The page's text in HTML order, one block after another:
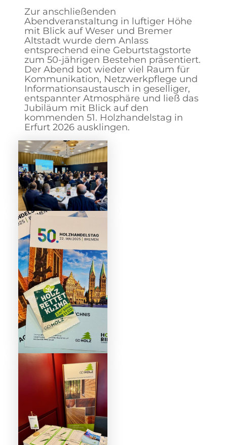
Zur anschließenden
Abendveranstaltung in luftiger Höhe
mit Blick auf Weser und Bremer
Altstadt wurde dem Anlass
entsprechend eine Geburtstagstorte
zum 50-jährigen Bestehen präsentiert.
Der Abend bot wieder viel Raum für
Kommunikation, Netzwerkpflege und
Informationsaustausch in geselliger,
entspannter Atmosphäre und ließ das
Jubiläum mit Blick auf den
kommenden 51. Holzhandelstag in
Erfurt 2026 ausklingen.